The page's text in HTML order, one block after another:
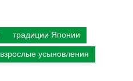
традиции Японии
взрослые усыновления